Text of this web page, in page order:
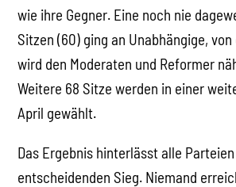
wie ihre Gegner. Eine noch nie
Sitzen (60) ging an Unabhängige,
wird den Moderaten und Reformer
Weitere 68 Sitze werden in einer
April gewählt.
Das Ergebnis hinterlässt alle
entscheidenden Sieg. Niemand